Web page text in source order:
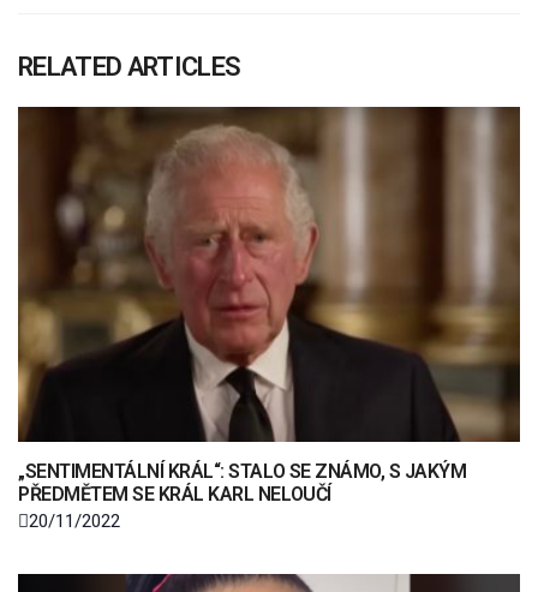
RELATED ARTICLES
„SENTIMENTÁLNÍ KRÁL“: STALO SE ZNÁMO, S JAKÝM
PŘEDMĚTEM SE KRÁL KARL NELOUČÍ
20/11/2022